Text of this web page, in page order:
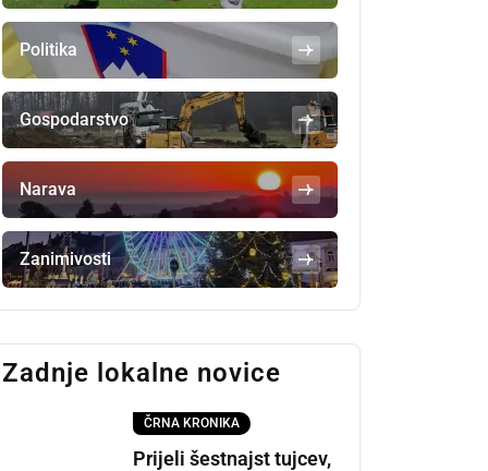
Politika
Gospodarstvo
Narava
Zanimivosti
Zadnje lokalne novice
ČRNA KRONIKA
Prijeli šestnajst tujcev,